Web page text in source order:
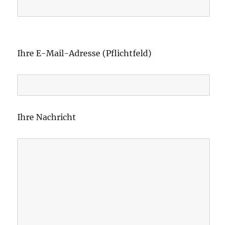
i
e
a
s
Ihre E-Mail-Adresse (Pflichtfeld)
Ihre Nachricht